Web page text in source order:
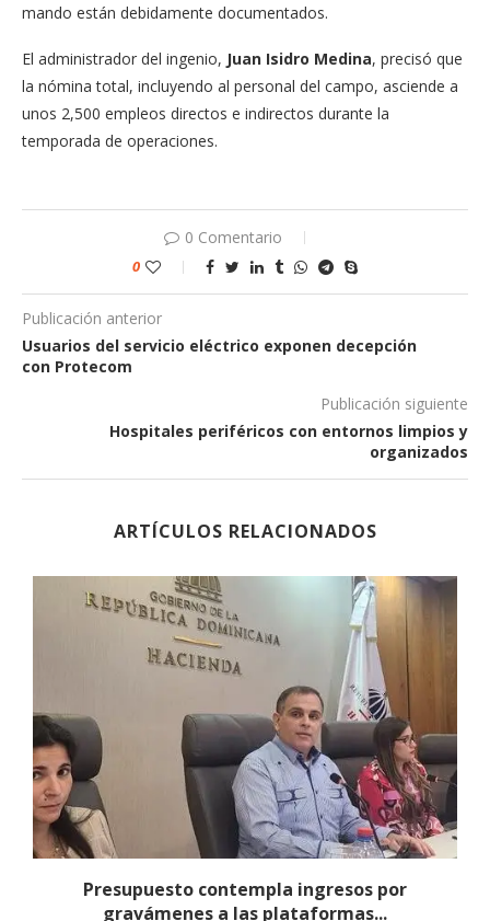
mando están debidamente documentados.
El administrador del ingenio, Juan Isidro Medina, precisó que
la nómina total, incluyendo al personal del campo, asciende a
unos 2,500 empleos directos e indirectos durante la
temporada de operaciones.
0 Comentario
0
Publicación anterior
Usuarios del servicio eléctrico exponen decepción
con Protecom
Publicación siguiente
Hospitales periféricos con entornos limpios y
organizados
ARTÍCULOS RELACIONADOS
Presupuesto contempla ingresos por
gravámenes a las plataformas...